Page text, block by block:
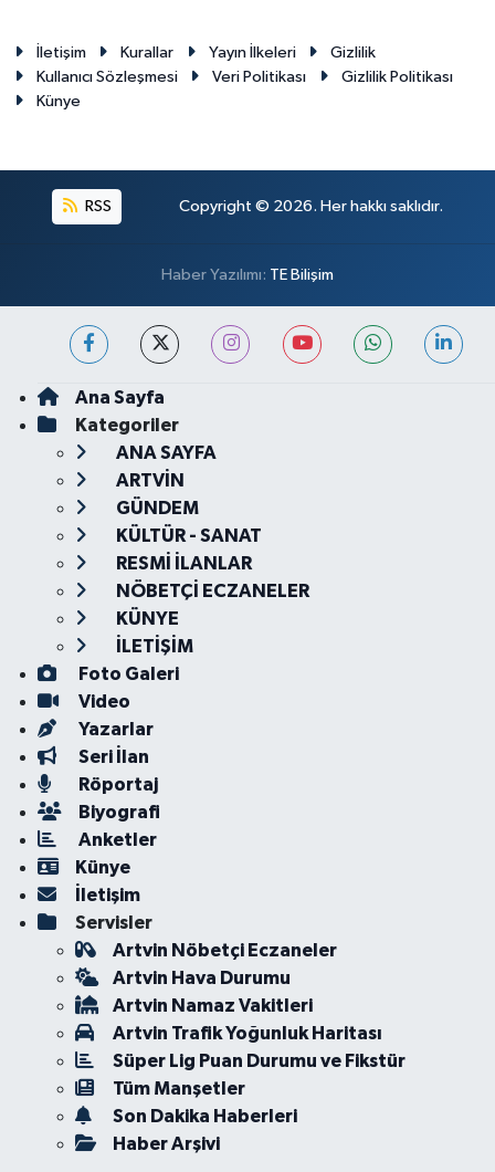
İletişim Kurallar Yayın İlkeleri
Gizlilik
Kullanıcı Sözleşmesi
Veri Politikası
Gizlilik Politikası
Künye
RSS Copyright © 2026. Her hakkı saklıdır.
Haber Yazılımı: TE Bilişim
Ana Sayfa
Kategoriler
ANA SAYFA
ARTVİN
GÜNDEM
KÜLTÜR - SANAT
RESMİ İLANLAR
NÖBETÇİ ECZANELER
KÜNYE
İLETİŞİM
Foto Galeri
Video
Yazarlar
Seri İlan
Röportaj
Biyografi
Anketler
Künye
İletişim
Servisler
Artvin Nöbetçi Eczaneler
Artvin Hava Durumu
Artvin Namaz Vakitleri
Artvin Trafik Yoğunluk Haritası
Süper Lig Puan Durumu ve Fikstür
Tüm Manşetler
Son Dakika Haberleri
Haber Arşivi